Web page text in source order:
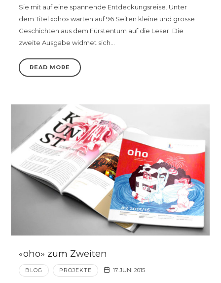
Sie mit auf eine spannende Entdeckungsreise. Unter
dem Titel «oho» warten auf 96 Seiten kleine und grosse
Geschichten aus dem Fürstentum auf die Leser. Die
zweite Ausgabe widmet sich…
READ MORE
«oho» zum Zweiten
BLOG PROJEKTE 17. JUNI 2015